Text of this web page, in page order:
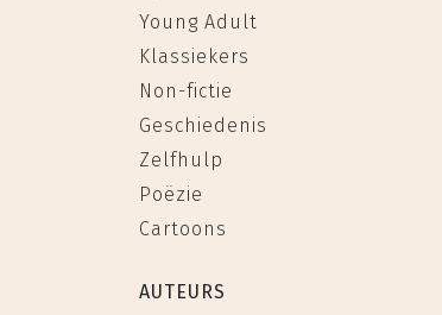
Young Adult
Klassiekers
Non-fictie
Geschiedenis
Zelfhulp
Poëzie
Cartoons
AUTEURS